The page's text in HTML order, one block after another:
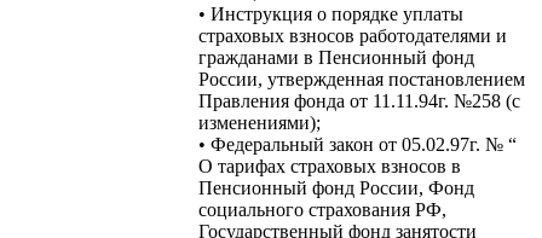
• Инструкция о порядке уплаты
страховых взносов работодателями и
гражданами в Пенсионный фонд
России, утвержденная постановлением
Правления фонда от 11.11.94г. №258 (с
изменениями);
• Федеральный закон от 05.02.97г. № “
О тарифах страховых взносов в
Пенсионный фонд России, Фонд
социального страхования РФ,
Государственный фонд занятости